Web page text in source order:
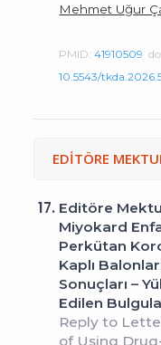
Mehmet Uğur
PMID:41910509
10.5543/
EDİTÖRE
17. Editöre
Miyokard
Perkütan
Kaplı
Sonuçları –
Edilen
Reply to
of Using